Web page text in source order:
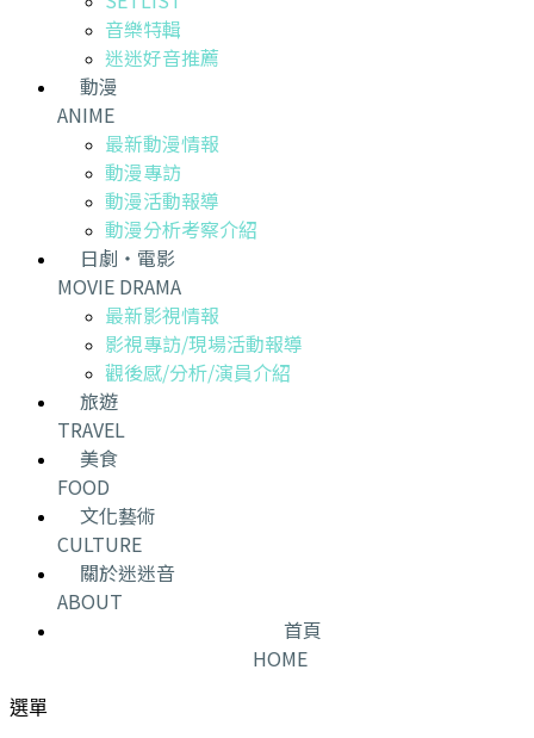
音樂特輯
迷迷好音推薦
動漫
ANIME
最新動漫情報
動漫專訪
動漫活動報導
動漫分析考察介紹
日劇・電影
MOVIE DRAMA
最新影視情報
影視專訪/現場活動報導
觀後感/分析/演員介紹
旅遊
TRAVEL
美食
FOOD
文化藝術
CULTURE
關於迷迷音
ABOUT
首頁
HOME
選單